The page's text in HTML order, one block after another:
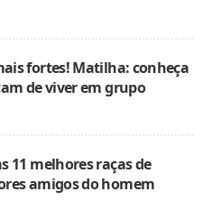
fortes! Matilha: conheça
de viver em grupo
11 melhores raças de
amigos do homem